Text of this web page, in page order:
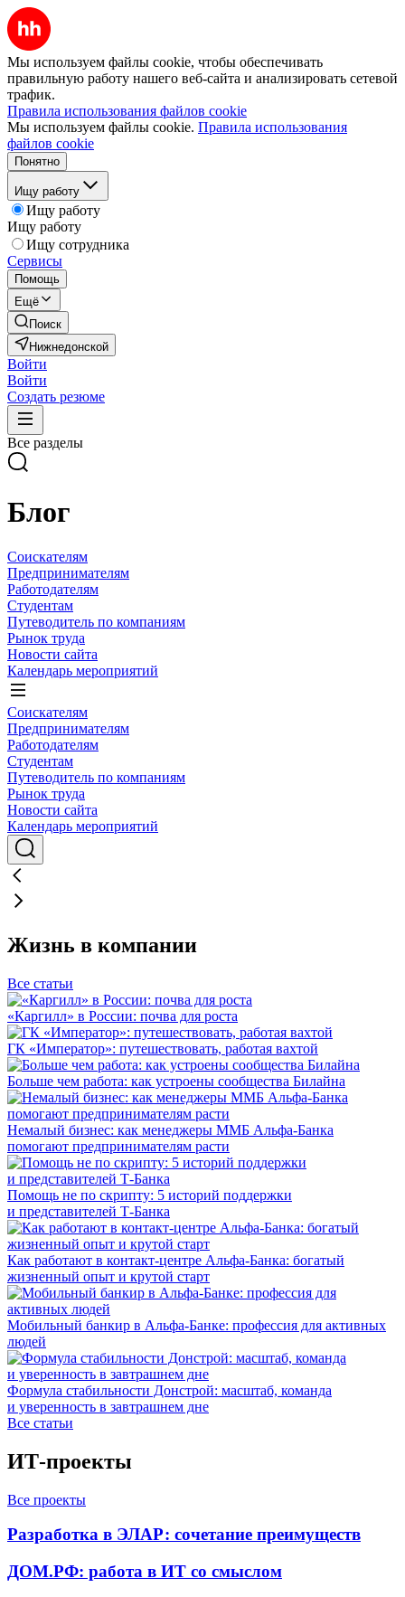
Мы используем файлы cookie, чтобы обеспечивать
правильную работу нашего веб-сайта и анализировать сетевой
трафик.
Правила использования файлов cookie
Мы используем файлы cookie. Правила использования
файлов cookie
Понятно
Ищу работу
Ищу работу
Ищу работу
Ищу сотрудника
Сервисы
Помощь
Ещё
Поиск
Нижнедонской
Войти
Войти
Создать резюме
Все разделы
Блог
Соискателям
Предпринимателям
Работодателям
Студентам
Путеводитель по компаниям
Рынок труда
Новости сайта
Календарь мероприятий
Соискателям
Предпринимателям
Работодателям
Студентам
Путеводитель по компаниям
Рынок труда
Новости сайта
Календарь мероприятий
Жизнь в компании
Все статьи
«Каргилл» в России: почва для роста
ГК «Император»: путешествовать, работая вахтой
Больше чем работа: как устроены сообщества Билайна
Немалый бизнес: как менеджеры ММБ Альфа-Банка
помогают предпринимателям расти
Помощь не по скрипту: 5 историй поддержки
и представителей Т-Банка
Как работают в контакт-центре Альфа-Банка: богатый
жизненный опыт и крутой старт
Мобильный банкир в Альфа-Банке: профессия для активных
людей
Формула стабильности Донстрой: масштаб, команда
и уверенность в завтрашнем дне
Все статьи
ИТ-проекты
Все проекты
Разработка в ЭЛАР: сочетание преимуществ
ДОМ.РФ: работа в ИТ со смыслом